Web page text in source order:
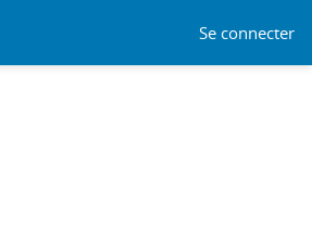
Se connecter